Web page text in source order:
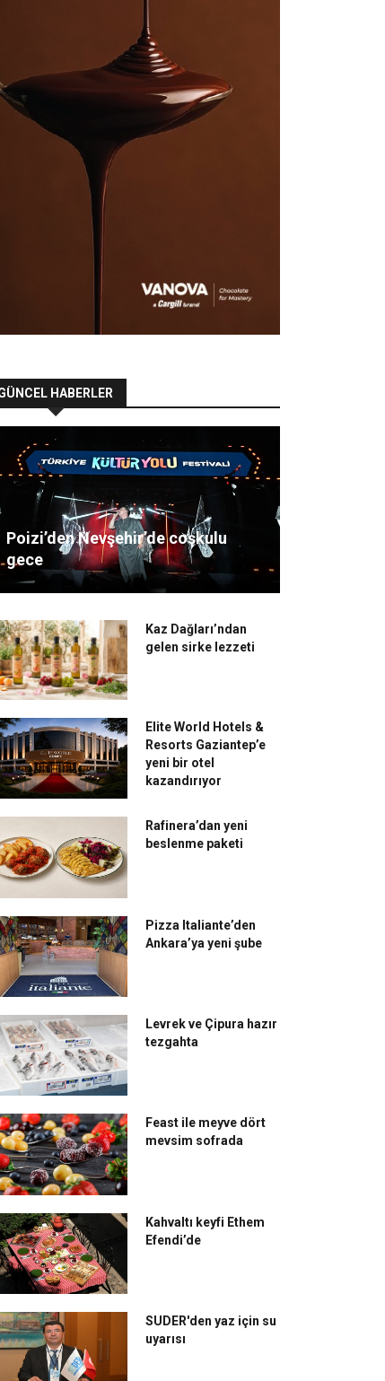
HABERLER
Poizi’den Nevşehir’de coşkulu
gece
Kaz Dağları’ndan
gelen sirke lezzeti
Elite World Hotels &
Resorts Gaziantep’e
yeni bir otel
kazandırıyor
Rafinera’dan yeni
beslenme paketi
Pizza Italiante’den
Ankara’ya yeni şube
Levrek ve Çipura hazır
tezgahta
Feast ile meyve dört
mevsim sofrada
Kahvaltı keyfi Ethem
Efendi’de
SUDER'den yaz için su
uyarısı